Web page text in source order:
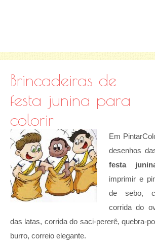
Brincadeiras de
festa junina para
colorir
Em
desenhos
festa
imprimir e
de sebo,
corrida do
das latas, corrida do saci-pererê, quebra-
burro, correio elegante.